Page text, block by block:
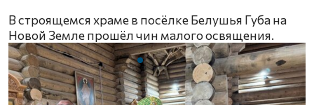
В строящемся храме в посёлке Белушья Губа на
Новой Земле прошёл чин малого освящения.